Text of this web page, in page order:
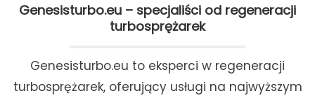
Genesisturbo.eu – specjaliści od regeneracji
turbosprężarek
Genesisturbo.eu to eksperci w regeneracji
turbosprężarek, oferujący usługi na najwyższym